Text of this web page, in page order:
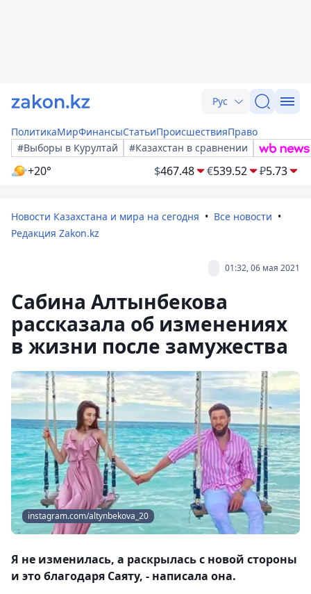
Рус
ПолитикаМирФинансыСтатьиПроисшествияПраво
#Выборы в Курултай
#Казахстан в сравнении
+20° $467.48 €539.52 ₽5.73
Новости Казахстана и мира на сегодня
Все новости
Редакция Zakon.kz
01:32, 06 мая 2021
Сабина Алтынбекова
рассказала об изменениях
в жизни после замужества
instagram.com/altynbekova_20
Я не изменилась, а раскрылась с новой стороны
и это благодаря Саяту, - написала она.